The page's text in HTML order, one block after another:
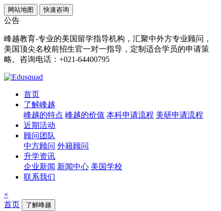
网站地图 快速咨询
公告
峰越教育-专业的美国留学指导机构，汇聚中外方专业顾问，
美国顶尖名校前招生官一对一指导，定制适合学员的申请策
略。咨询电话：+021-64400795
首页
了解峰越
峰越的特点 峰越的价值 本科申请流程 美研申请流程
近期活动
顾问团队
中方顾问 外籍顾问
升学资讯
企业新闻 新闻中心 美国学校
联系我们
×
首页
了解峰越